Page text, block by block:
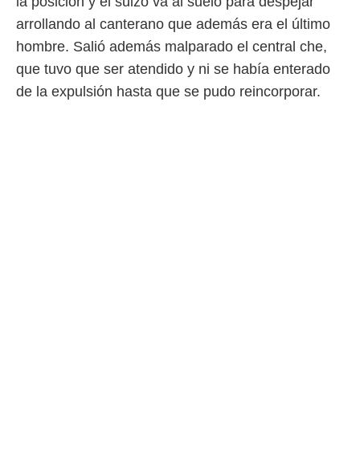
arrollando al canterano que además era el último
hombre. Salió además malparado el central che,
que tuvo que ser atendido y ni se había enterado
de la expulsión hasta que se pudo reincorporar.